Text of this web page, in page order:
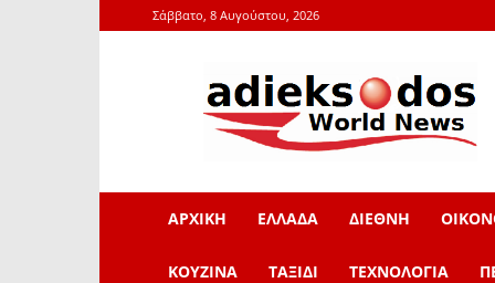
Σάββατο, 8 Αυγούστου, 2026
adieksodos.gr
ΑΡΧΙΚΗ ΕΛΛΑΔΑ ΔΙΕΘΝΗ
ΚΟΥΖΙΝΑ ΤΑΞΙΔΙ ΤΕΧΝΟΛΟΓΙΑ